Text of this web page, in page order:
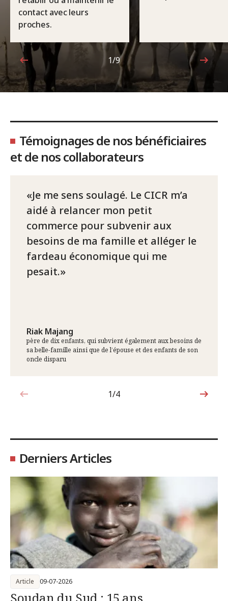
contact avec leurs
proches.
1sur9
1/9
Témoignages de nos bénéficiaires
et de nos collaborateurs
Je me sens soulagé. Le CICR m’a
aidé à relancer mon petit
commerce pour subvenir aux
besoins de ma famille et alléger le
fardeau économique qui me
pesait.
Riak Majang
père de dix enfants, qui subvient également aux besoins de
sa belle-famille ainsi que de l’épouse et des enfants de son
oncle disparu
1sur4
1/4
Derniers Articles
Article 09-07-2026